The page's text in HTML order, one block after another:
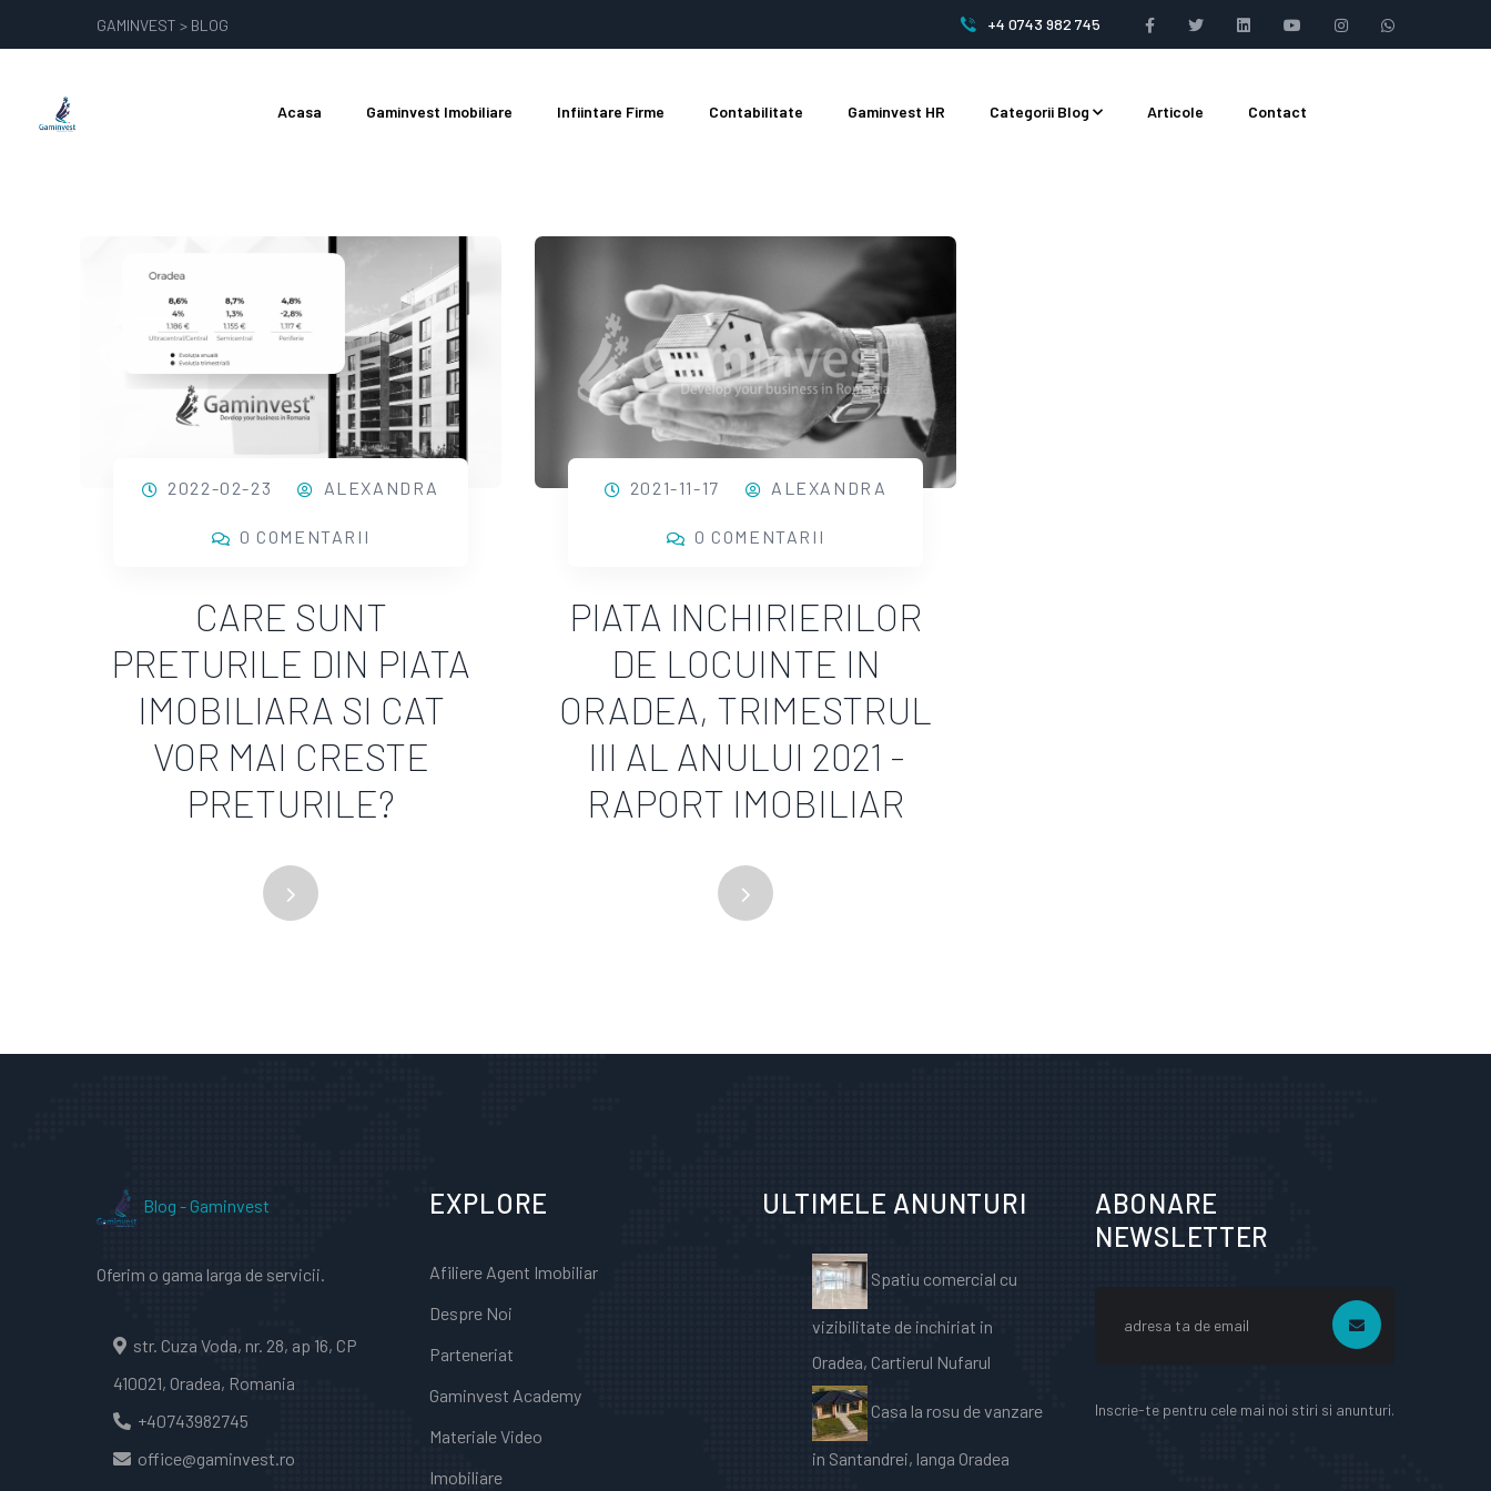
GAMINVEST > BLOG +4 0743 982 745
Acasa Gaminvest Imobiliare Infiintare Firme Contabilitate Gaminvest HR Categorii Blog Articole Contact
2022-02-23 ALEXANDRA
0 COMENTARII
CARE SUNT
PRETURILE DIN PIATA
IMOBILIARA SI CAT
VOR MAI CRESTE
PRETURILE?
2021-11-17 ALEXANDRA
0 COMENTARII
PIATA INCHIRIERILOR
DE LOCUINTE IN
ORADEA, TRIMESTRUL
III AL ANULUI 2021 -
RAPORT IMOBILIAR
Blog - Gaminvest
Oferim o gama larga de servicii.
str. Cuza Voda, nr. 28, ap 16, CP
410021, Oradea, Romania
+40743982745
office@gaminvest.ro
EXPLORE
Afiliere Agent Imobiliar
Despre Noi
Parteneriat
Gaminvest Academy
Materiale Video
Imobiliare
ULTIMELE ANUNTURI
Spatiu comercial cu
vizibilitate de inchiriat in
Oradea, Cartierul Nufarul
Casa la rosu de vanzare
in Santandrei, langa Oradea
ABONARE
NEWSLETTER
Inscrie-te pentru cele mai noi stiri si anunturi.